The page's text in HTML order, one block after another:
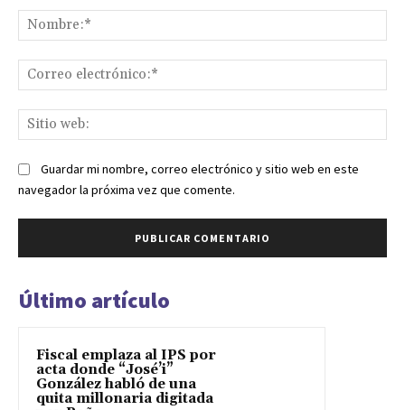
Guardar mi nombre, correo electrónico y sitio web en este
navegador la próxima vez que comente.
Último artículo
Fiscal emplaza al IPS por
acta donde “José’i”
González habló de una
quita millonaria digitada